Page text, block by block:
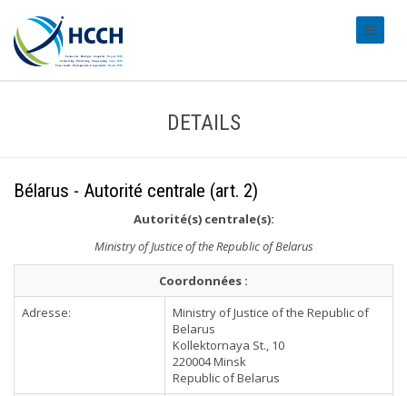
DETAILS
Bélarus - Autorité centrale (art. 2)
Autorité(s) centrale(s):
Ministry of Justice of the Republic of Belarus
Coordonnées :
Adresse:
Ministry of Justice of the Republic of
Belarus
Kollektornaya St., 10
220004 Minsk
Republic of Belarus